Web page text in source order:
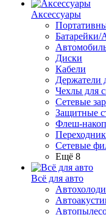
Аксессуары
Батарейки/
Диски
Кабели
Держатели
Чехлы для
Сетевые
Защитные
Флеш-
Сетевые
Ещё 8
Всё для авто